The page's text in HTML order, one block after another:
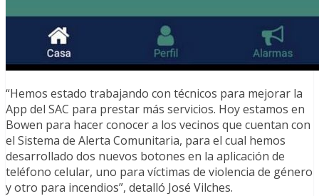
“Hemos estado trabajando con técnicos para mejorar la
App del SAC para prestar más servicios. Hoy estamos en
Bowen para hacer conocer a los vecinos que cuentan con
el Sistema de Alerta Comunitaria, para el cual hemos
desarrollado dos nuevos botones en la aplicación de
teléfono celular, uno para víctimas de violencia de género
y otro para incendios”, detalló José Vilches.